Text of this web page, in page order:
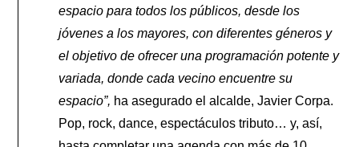
espacio para todos los públicos, desde los
jóvenes a los mayores, con diferentes géneros y
el objetivo de ofrecer una programación potente y
variada, donde cada vecino encuentre su
espacio”, ha asegurado el alcalde, Javier Corpa.
Pop, rock, dance, espectáculos tributo… y, así,